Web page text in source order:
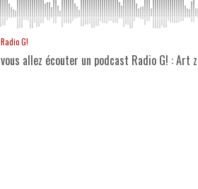
Radio G!
vous allez écouter un podcast Radio G! : Art